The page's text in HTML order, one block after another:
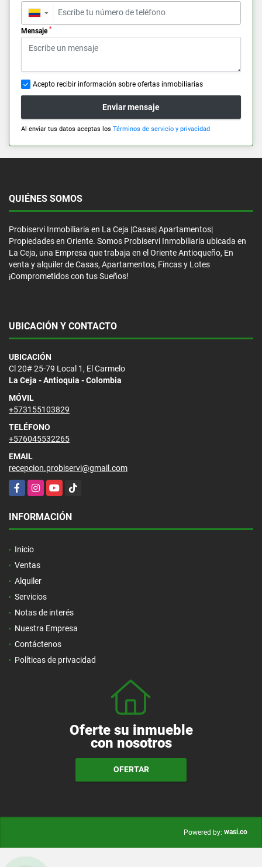
▼
Mensaje *
Acepto recibir información sobre ofertas inmobiliarias
Enviar mensaje
Al enviar tus datos aceptas los Términos de servicio y privacidad
QUIÉNES SOMOS
Probiservi Inmobiliaria en La Ceja |Casas| Apartamentos|
Propiedades en Oriente. Somos Probiservi Inmobiliaria ubicada en
La Ceja, una Empresa que trabaja en el Oriente Antioqueño, En
venta y alquiler de Casas, Apartamentos, Fincas y Lotes
¡Comprometidos con tus Sueños!
UBICACIÓN Y CONTACTO
UBICACIÓN
Cl 20# 25-79 Local 1, El Carmelo
La Ceja - Antioquia - Colombia
MÓVIL
+573155103829
TELÉFONO
+576045532265
EMAIL
recepcion.probiservi@gmail.com
FacebookInstagramYouTubeTikTok
INFORMACIÓN
Inicio
Ventas
Alquiler
Servicios
Notas de interés
Nuestra Empresa
Contáctenos
Políticas de privacidad
Oferte su inmueble
con nosotros
OFERTAR
Powered by: wasi.co